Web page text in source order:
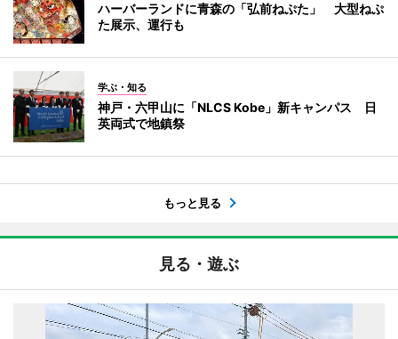
ハーバーランドに青森の「弘前ねぷた」 大型ねぷ
た展示、運行も
学ぶ・知る
神戸・六甲山に「NLCS Kobe」新キャンパス 日
英両式で地鎮祭
もっと見る
見る・遊ぶ